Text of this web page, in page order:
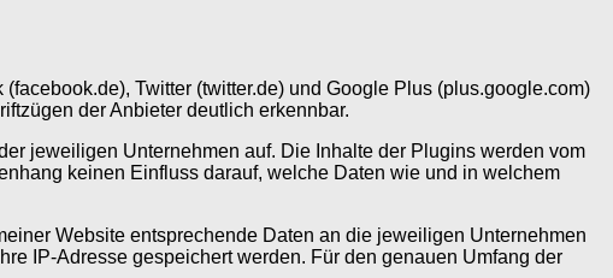
Twitter (twitter.de) und Google Plus (plus.google.com)
der Anbieter deutlich erkennbar.
jeweiligen Unternehmen auf. Die Inhalte der Plugins werden vom
keinen Einfluss darauf, welche Daten wie und in welchem
Website entsprechende Daten an die jeweiligen Unternehmen
IP-Adresse gespeichert werden. Für den genauen Umfang der